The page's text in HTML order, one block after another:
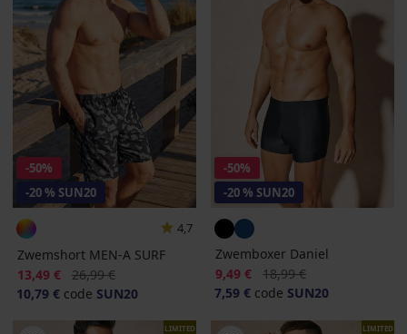
-50%
-20 % SUN20
4,7
Zwemshort MEN-A SURF
Korting
13,49 € Oorspronkelijke prijs
26,99 €
10,79 € code SUN20
-50%
-20 % SUN20
Zwemboxer Daniel
Korting
9,49 € Oorspronkelijke prijs
18,99 €
7,59 € code SUN20
LIMITED LIMITED